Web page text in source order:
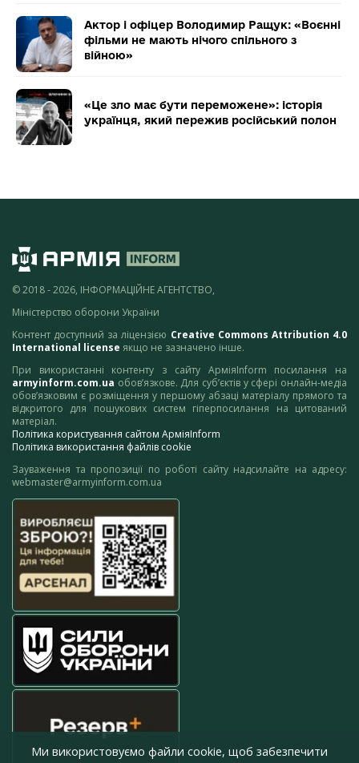
Актор і офіцер Володимир Ращук: «Воєнні
фільми не мають нічого спільного з
війною»
«Це зло має бути переможене»: історія
українця, який пережив російський полон
© 2018 - 2026, ІНФОРМАЦІЙНЕ АГЕНТСТВО,
Міністерство оборони України
Контент доступний за ліцензією Creative Commons Attribution 4.0
International license якщо не зазначено інше.
При використанні контенту з сайту АрміяInform посилання на
armyinform.com.ua обов’язкове. Для суб’єктів у сфері онлайн-медіа
обов’язковим є розміщення у першому абзаці матеріалу прямого та
відкритого для пошукових систем гіперпосилання на цитований
матеріал.
Політика користування сайтом АрміяInform
Політика використання файлів cookie
Зауваження та пропозиції по роботі сайту надсилайте на адресу:
webmaster@armyinform.com.ua
Ми використовуємо файли cookie, щоб забезпечити